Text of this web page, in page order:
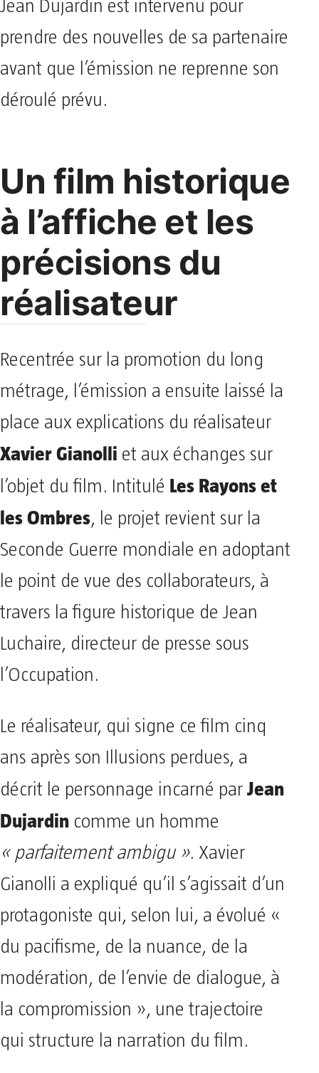
Jean Dujardin est intervenu pour
prendre des nouvelles de sa partenaire
avant que l’émission ne reprenne son
déroulé prévu.
Un film historique
à l’affiche et les
précisions du
réalisateur
Recentrée sur la promotion du long
métrage, l’émission a ensuite laissé la
place aux explications du réalisateur
Xavier Gianolli et aux échanges sur
l’objet du film. Intitulé Les Rayons et
les Ombres, le projet revient sur la
Seconde Guerre mondiale en adoptant
le point de vue des collaborateurs, à
travers la figure historique de Jean
Luchaire, directeur de presse sous
l’Occupation.
Le réalisateur, qui signe ce film cinq
ans après son Illusions perdues, a
décrit le personnage incarné par Jean
Dujardin comme un homme
« parfaitement ambigu ». Xavier
Gianolli a expliqué qu’il s’agissait d’un
protagoniste qui, selon lui, a évolué «
du pacifisme, de la nuance, de la
modération, de l’envie de dialogue, à
la compromission », une trajectoire
qui structure la narration du film.